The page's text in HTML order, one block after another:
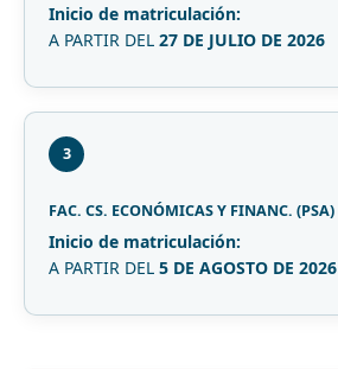
Inicio de matriculación:
A PARTIR DEL 27 DE JULIO DE 2026
3
FAC. CS. ECONÓMICAS Y FINANC. (PSA)
Inicio de matriculación:
A PARTIR DEL 5 DE AGOSTO DE 2026